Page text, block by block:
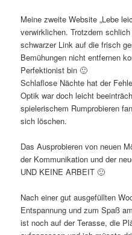
Meine zweite Website „Lebe
verwirklichen. Trotzdem
schwarzer Link auf die frisch
Bemühungen nicht entfernen
Perfektionist bin 🙂
Schlaflose Nächte hat der
Optik war doch leicht
spielerischem Rumprobieren
sich löschen.
Das Ausprobieren von neuen
der Kommunikation und der
UND KEINE ARBEIT 🙂
Nach einer gut ausgefüllten
Entspannung und zum Spaß
ist noch auf der Terasse, die